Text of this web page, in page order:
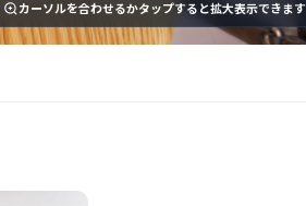
カーソルを合わせるかタップすると拡大表示できます